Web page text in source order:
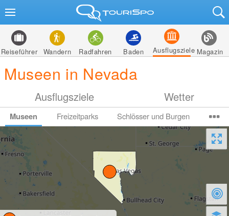
Reiseführer Wandern Radfahren Baden Ausflugsziele Magazin
Museen in Nevada
Ausflugsziele Wetter
Museen Freizeitparks Schlösser und Burgen